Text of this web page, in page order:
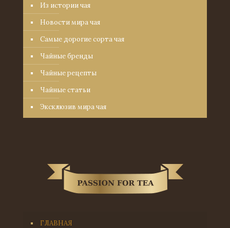
Из истории чая
Новости мира чая
Самые дорогие сорта чая
Чайные бренды
Чайные рецепты
Чайные статьи
Эксклюзив мира чая
ГЛАВНАЯ